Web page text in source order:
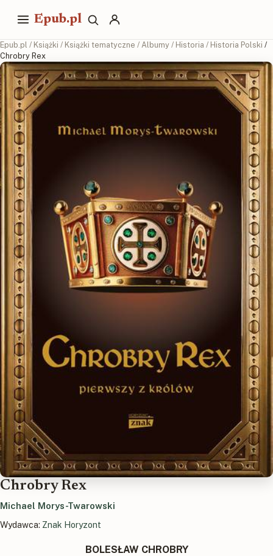
Epub.pl
Epub.pl / Książki / Książki tematyczne / Albumy / Historia / Historia Polski /
Chrobry Rex
Chrobry Rex
Michael Morys-Twarowski
Wydawca: Znak Horyzont
BOLESŁAW CHROBRY